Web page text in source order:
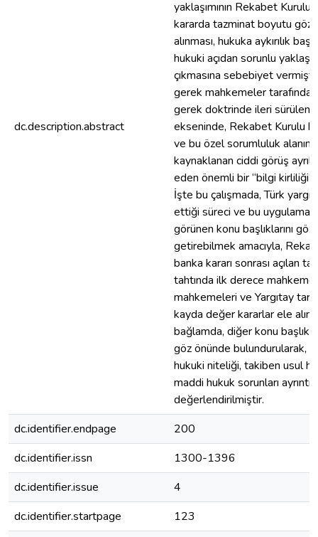
dc.description.abstract
yaklaşımının Rekabet Kurulu
kararda tazminat boyutu göz
alınması, hukuka aykırılık
hukuki açıdan sorunlu
çıkmasına sebebiyet
gerek mahkemeler
gerek doktrinde ileri sürülen
ekseninde, Rekabet Kurulu
ve bu özel sorumluluk
kaynaklanan ciddi görüş
eden önemli bir “bilgi kirliliği”
İşte bu çalışmada, Türk yargı
ettiği süreci ve bu
görünen konu başlıklarını
getirebilmek amacıyla,
banka kararı sonrası açılan
tahtında ilk derece
mahkemeleri ve Yargıtay
kayda değer kararlar ele
bağlamda, diğer konu
göz önünde bulundurularak,
hukuki niteliği, takiben usul
maddi hukuk sorunları
değerlendirilmiştir.
dc.identifier.endpage
200
dc.identifier.issn
1300-1396
dc.identifier.issue
4
dc.identifier.startpage
123